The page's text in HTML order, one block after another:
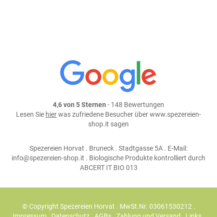
4,6 von 5 Sternen - 148 Bewertungen
Lesen Sie hierwas zufriedene Besucher über www.spezereien-
shop.it sagen
Spezereien Horvat . Bruneck . Stadtgasse 5A . E-Mail:
info@spezereien-shop.it . Biologische Produkte kontrolliert durch
ABCERT IT BIO 013
© Copyright Spezereien Horvat . MwSt.Nr. 03061530212 .